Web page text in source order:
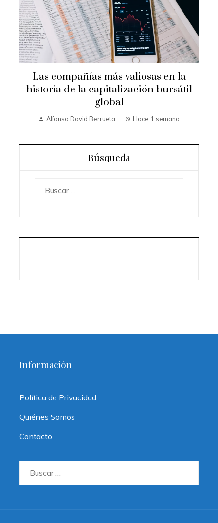
Las compañías más valiosas en la
historia de la capitalización bursátil
global
Alfonso David Berrueta Hace 1 semana
Búsqueda
Información
Política de Privacidad
Quiénes Somos
Contacto